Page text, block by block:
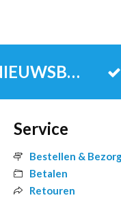
SCHRIJF JE IN VOOR DE NIEUWSBRIEF
Service
Bestellen &
Betalen
Retouren